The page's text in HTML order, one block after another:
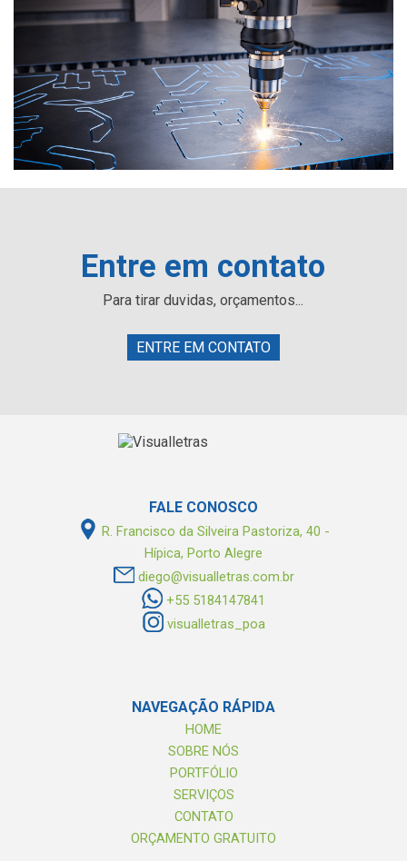
Entre em contato
Para tirar duvidas, orçamentos...
ENTRE EM CONTATO
FALE CONOSCO
R. Francisco da Silveira Pastoriza, 40 -
Hípica, Porto Alegre
diego@visualletras.com.br
+55 5184147841
visualletras_poa
NAVEGAÇÃO RÁPIDA
HOME
SOBRE NÓS
PORTFÓLIO
SERVIÇOS
CONTATO
ORÇAMENTO GRATUITO